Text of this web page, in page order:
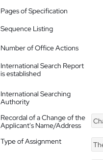
Pages of Specification
Sequence Listing
Number of Office Actions
International Search Report
is established
International Searching
Authority
Recordal of a Change of the
Applicant's Name/Address
Type of Assignment